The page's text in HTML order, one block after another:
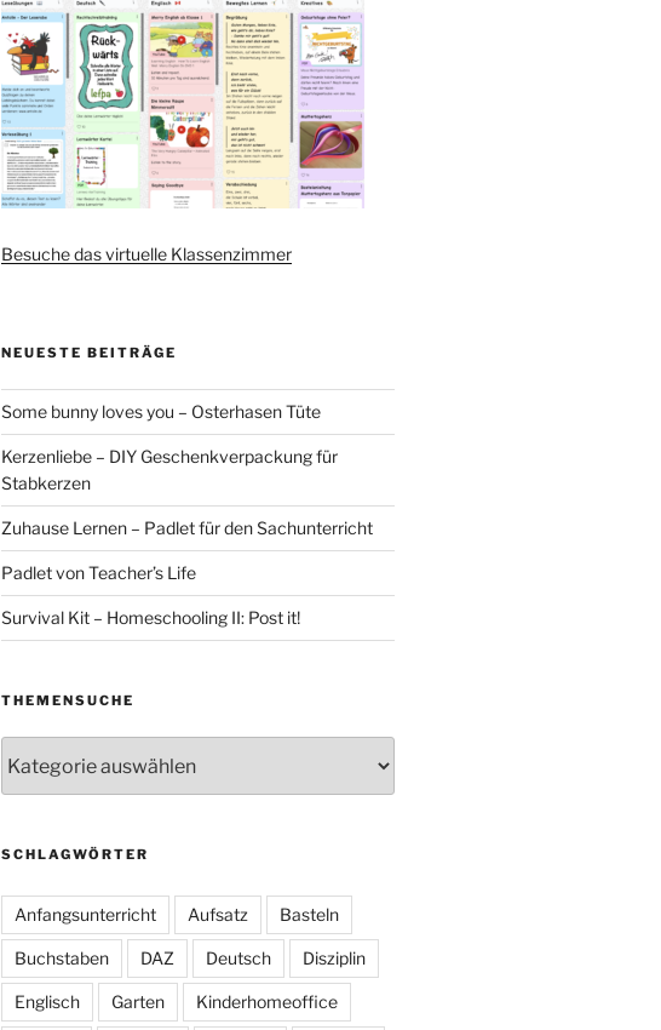
Besuche das virtuelle Klassenzimmer
NEUESTE BEITRÄGE
Some bunny loves you – Osterhasen Tüte
Kerzenliebe – DIY Geschenkverpackung für
Stabkerzen
Zuhause Lernen – Padlet für den Sachunterricht
Padlet von Teacher’s Life
Survival Kit – Homeschooling II: Post it!
THEMENSUCHE
SCHLAGWÖRTER
Anfangsunterricht Aufsatz Basteln
Buchstaben DAZ Deutsch Disziplin
Englisch Garten Kinderhomeoffice